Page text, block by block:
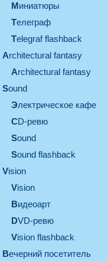
миниатюры
телеграф
Telegraf flashback
architectural fantasy
architectural fantasy
sound
электрическое кафе
CD-ревю
sound
Sound flashback
vision
vision
видеоарт
DVD-ревю
Vision flashback
вечерний посетитель